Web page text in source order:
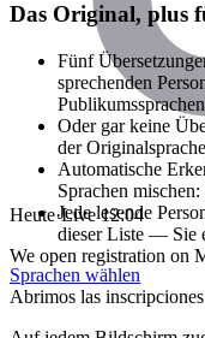
Heute·Live 12:04
We open registration on
Abrimos las
Das Original, plus
Fünf
sprechenden
Oder gar keine
der
Automatische
Sprachen
Jede lesende
dieser Liste — Sie
Sprachen wählen